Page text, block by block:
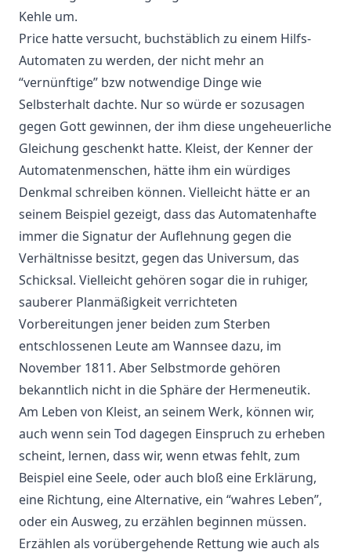
Kehle um.
Price hatte versucht, buchstäblich zu einem Hilfs-
Automaten zu werden, der nicht mehr an
“vernünftige” bzw notwendige Dinge wie
Selbsterhalt dachte. Nur so würde er sozusagen
gegen Gott gewinnen, der ihm diese ungeheuerliche
Gleichung geschenkt hatte. Kleist, der Kenner der
Automatenmenschen, hätte ihm ein würdiges
Denkmal schreiben können. Vielleicht hätte er an
seinem Beispiel gezeigt, dass das Automatenhafte
immer die Signatur der Auflehnung gegen die
Verhältnisse besitzt, gegen das Universum, das
Schicksal. Vielleicht gehören sogar die in ruhiger,
sauberer Planmäßigkeit verrichteten
Vorbereitungen jener beiden zum Sterben
entschlossenen Leute am Wannsee dazu, im
November 1811. Aber Selbstmorde gehören
bekanntlich nicht in die Sphäre der Hermeneutik.
Am Leben von Kleist, an seinem Werk, können wir,
auch wenn sein Tod dagegen Einspruch zu erheben
scheint, lernen, dass wir, wenn etwas fehlt, zum
Beispiel eine Seele, oder auch bloß eine Erklärung,
eine Richtung, eine Alternative, ein “wahres Leben”,
oder ein Ausweg, zu erzählen beginnen müssen.
Erzählen als vorübergehende Rettung wie auch als